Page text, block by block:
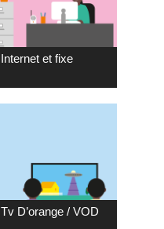
Internet et fixe
Tv D’orange / VOD